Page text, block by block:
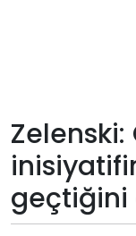
Künye
Giriş
Yap
geçtiğini